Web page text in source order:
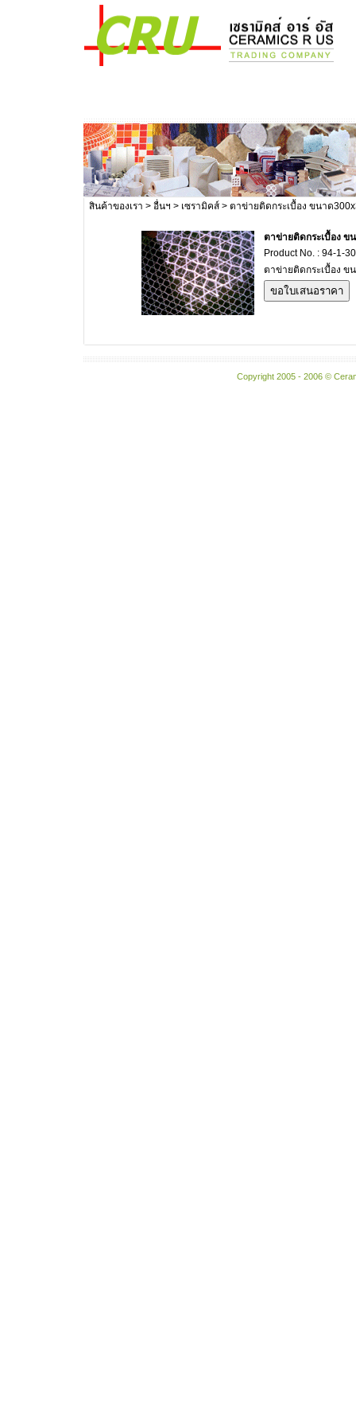
สินค้าของเรา > อื่นฯ > เซรามิคส์ > ตาข่ายติดกระเบื้อง ขนาด
ตาข่ายติดกระเบื้อง ข
Product No. : 94-1-
ตาข่ายติดกระเบื้อง ข
Copyright 2005 - 2006 ©